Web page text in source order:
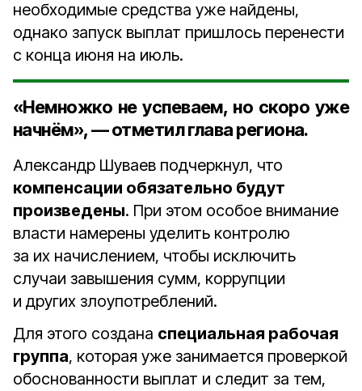
необходимые средства уже найдены,
однако запуск выплат пришлось перенести
с конца июня на июль.
«Немножко не успеваем, но скоро уже
начнём», — отметил глава региона.
Александр Шуваев подчеркнул, что
компенсации обязательно будут
произведены. При этом особое внимание
власти намерены уделить контролю
за их начислением, чтобы исключить
случаи завышения сумм, коррупции
и других злоупотреблений.
Для этого создана специальная рабочая
группа, которая уже занимается проверкой
обоснованности выплат и следит за тем,